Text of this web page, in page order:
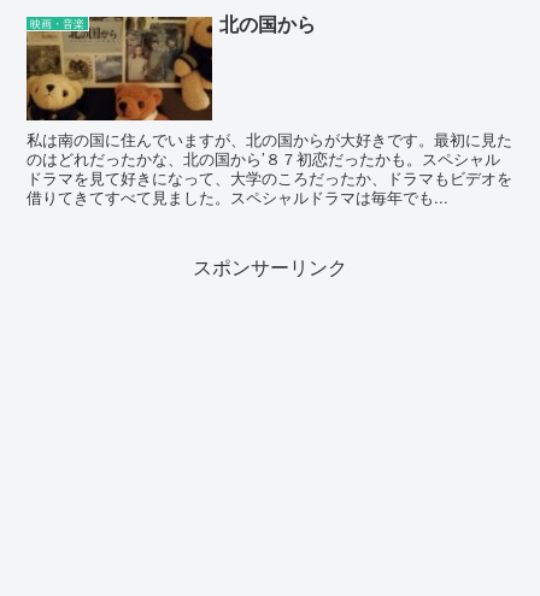
映画・音楽 北の国から
私は南の国に住んでいますが、北の国からが大好きです。最初に見た
のはどれだったかな、北の国から’８７初恋だったかも。スペシャル
ドラマを見て好きになって、大学のころだったか、ドラマもビデオを
借りてきてすべて見ました。スペシャルドラマは毎年でも...
スポンサーリンク